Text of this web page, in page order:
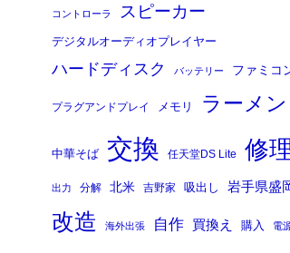
コントローラ スピーカー
デジタルオーディオプレイヤー
ハードディスク バッテリー ファミコ
プラグアンドプレイ メモリ ラーメン
中華そば 交換 任天堂DS Lite 修
出力 分解 北米 吉野家 吸出し 岩手県盛
改造 海外出張 自作 買換え 購入 電